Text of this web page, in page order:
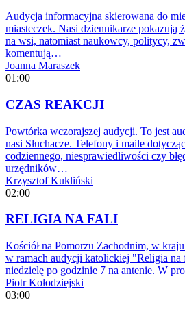
Audycja informacyjna skierowana do
miasteczek. Nasi dziennikarze pokazują
na wsi, natomiast naukowcy, politycy,
komentują…
Joanna Maraszek
01:00
CZAS REAKCJI
Powtórka wczorajszej audycji. To jest
nasi Słuchacze. Telefony i maile
codziennego, niesprawiedliwości czy
urzędników…
Krzysztof Kukliński
02:00
RELIGIA NA FALI
Kościół na Pomorzu Zachodnim, w
w ramach audycji katolickiej "Religia na
niedzielę po godzinie 7 na antenie. W
Piotr Kołodziejski
03:00